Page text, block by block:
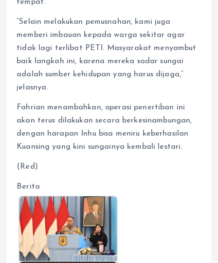
tempat.
“Selain melakukan pemusnahan, kami juga
memberi imbauan kepada warga sekitar agar
tidak lagi terlibat PETI. Masyarakat menyambut
baik langkah ini, karena mereka sadar sungai
adalah sumber kehidupan yang harus dijaga,”
jelasnya.
Fahrian menambahkan, operasi penertiban ini
akan terus dilakukan secara berkesinambungan,
dengan harapan Inhu bisa meniru keberhasilan
Kuansing yang kini sungainya kembali lestari.
(Red)
Berita